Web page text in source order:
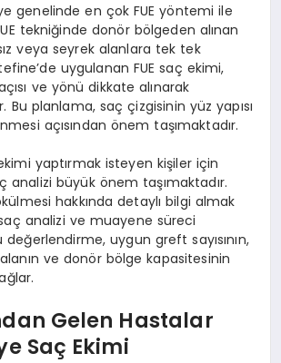
genelinde en çok FUE yöntemi ile
tekniğinde donör bölgeden alınan
veya seyrek alanlara tek tek
uygulanan FUE saç ekimi,
ve yönü dikkate alınarak
Bu planlama, saç çizgisinin yüz yapısı
açısından önem taşımaktadır.
yaptırmak isteyen kişiler için
analizi büyük önem taşımaktadır.
hakkında detaylı bilgi almak
analizi ve muayene süreci
değerlendirme, uygun greft sayısının,
ve donör bölge kapasitesinin
Gelen Hastalar
Saç Ekimi